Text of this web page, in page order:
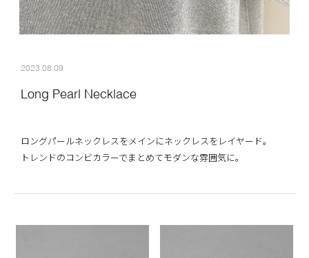
2023.08.09
Long Pearl Necklace
ロングパールネックレスをメインにネックレスをレイヤード。
トレンドのコンビカラーでまとめてモダンな雰囲気に。